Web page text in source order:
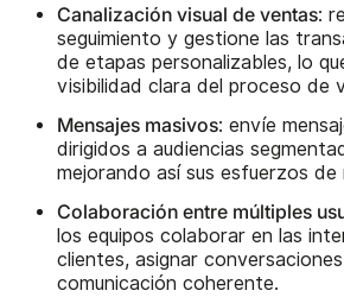
Canalización visual de ventas:
seguimiento y gestione las
de etapas personalizables, lo
visibilidad clara del proceso de
Mensajes masivos: envíe
dirigidos a audiencias
mejorando así sus esfuerzos de
Colaboración entre múltiples
los equipos colaborar en las
clientes, asignar
comunicación coherente.